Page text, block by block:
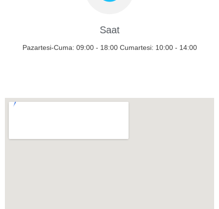
Saat
Pazartesi-Cuma: 09:00 - 18:00 Cumartesi: 10:00 - 14:00